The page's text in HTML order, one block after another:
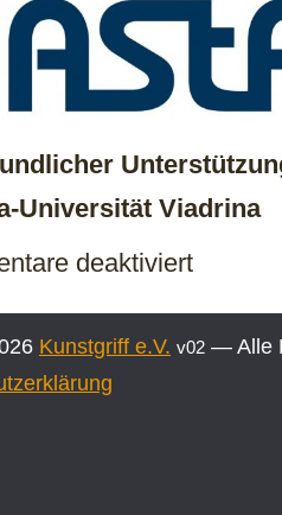
Universität Viadrina
deaktiviertHerzliche
Abschluss
Kunstgriff e.V. v02 — Alle